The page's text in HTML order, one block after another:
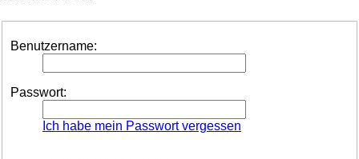
Benutzername:
Passwort:
Ich habe mein Passwort vergessen